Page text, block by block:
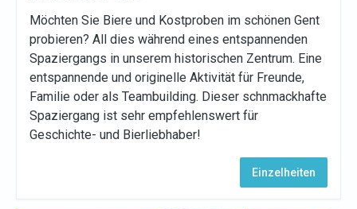
Möchten Sie Biere und Kostproben im schönen Gent
probieren? All dies während eines entspannenden
Spaziergangs in unserem historischen Zentrum. Eine
entspannende und originelle Aktivität für Freunde,
Familie oder als Teambuilding. Dieser schnmackhafte
Spaziergang ist sehr empfehlenswert für
Geschichte- und Bierliebhaber!
Einzelheiten